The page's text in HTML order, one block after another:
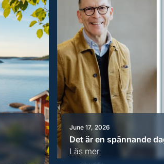
June 17, 2026
Det är en spännande
Läs mer